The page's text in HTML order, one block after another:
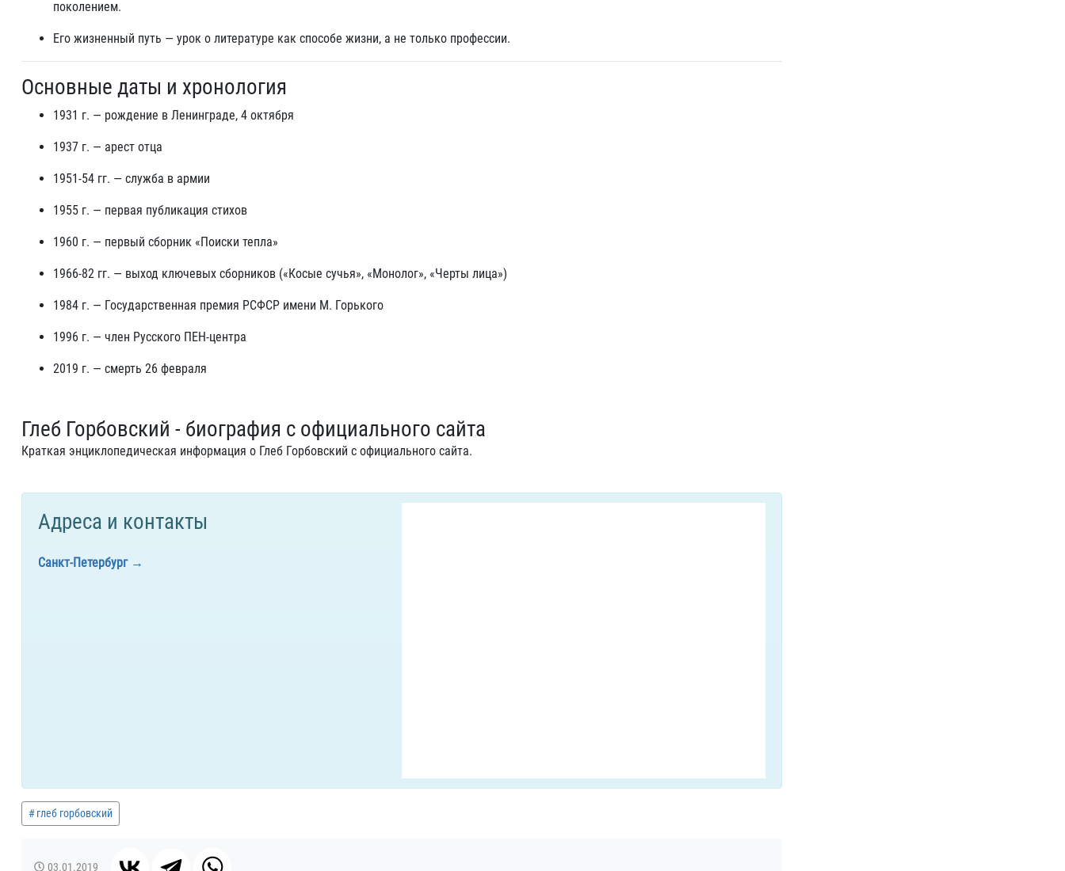
поколением.
Его жизненный путь — урок о литературе как способе жизни, а не только профессии.
Основные даты и хронология
1931 г. — рождение в Ленинграде, 4 октября
1937 г. — арест отца
1951-54 гг. — служба в армии
1955 г. — первая публикация стихов
1960 г. — первый сборник «Поиски тепла»
1966-82 гг. — выход ключевых сборников («Косые сучья», «Монолог», «Черты лица»)
1984 г. — Государственная премия РСФСР имени М. Горького
1996 г. — член Русского ПЕН-центра
2019 г. — смерть 26 февраля
Глеб Горбовский - биография с официального сайта
Краткая энциклопедическая информация о Глеб Горбовский с официального сайта.
Адреса и контакты
Санкт-Петербург
глеб горбовский
03.01.2019